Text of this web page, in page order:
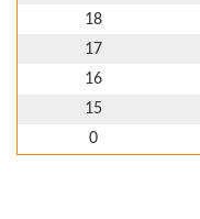
18
17
16
15
0